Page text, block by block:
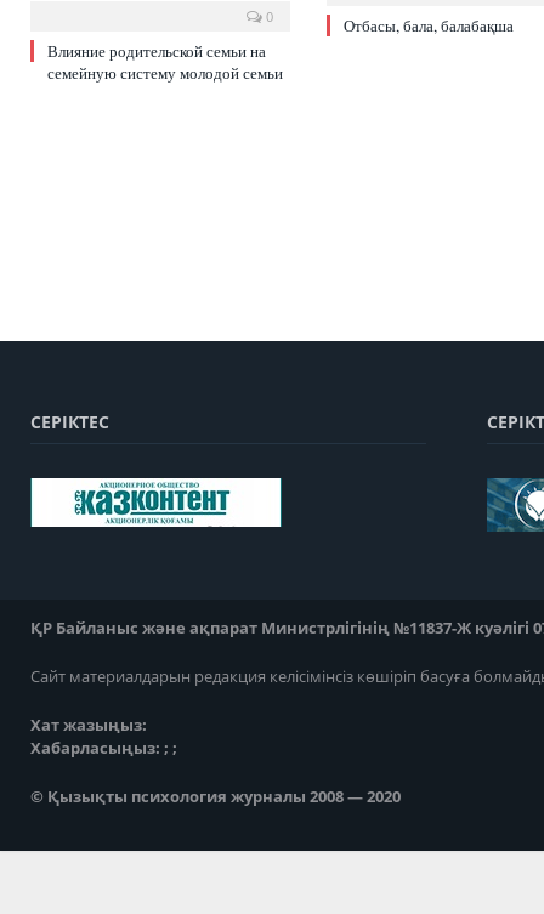
0
Влияние родительской семьи на
семейную систему молодой семьи
Отбасы, бала, балабақша
СЕРІКТЕС
ҚР Байланыс және ақпарат Министрлігінің №11837-Ж куәлігі
Сайт материалдарын редакция келісімінсіз көшіріп басуға
Хат жазыңыз:
Хабарласыңыз: ; ;
© Қызықты психология журналы 2008 — 2020